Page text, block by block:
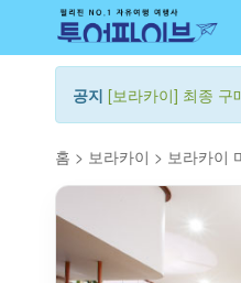
공지 [보라카이] 최종 구
홈 > 보라카이 > 보라카이